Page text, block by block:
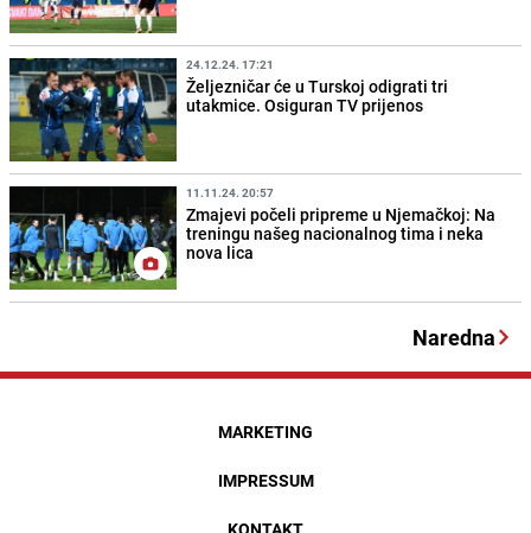
24.12.24. 17:21
Željezničar će u Turskoj odigrati tri
utakmice. Osiguran TV prijenos
11.11.24. 20:57
Zmajevi počeli pripreme u Njemačkoj: Na
treningu našeg nacionalnog tima i neka
nova lica
Naredna
MARKETING
IMPRESSUM